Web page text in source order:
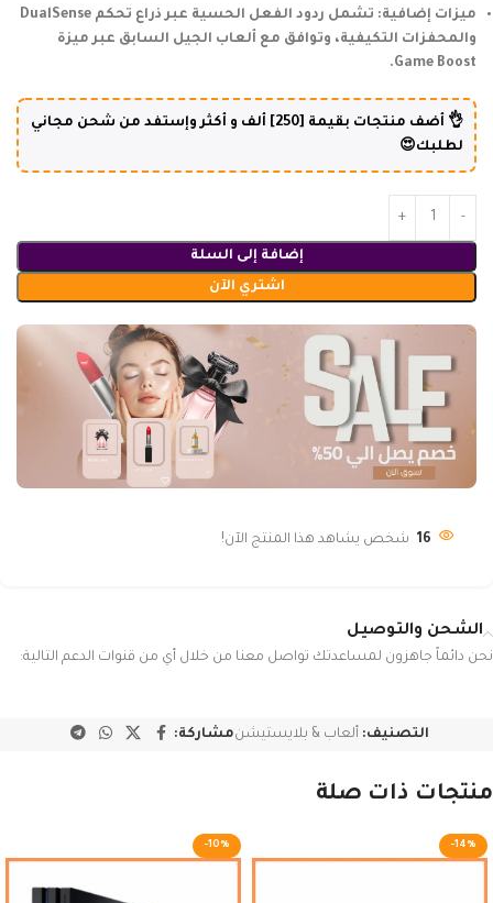
ميزات إضافية: تشمل ردود الفعل الحسية عبر ذراع تحكم DualSense
والمحفزات التكيفية، وتوافق مع ألعاب الجيل السابق عبر ميزة
Game Boost.
👌 أضف منتجات بقيمة [250] ألف و أكثر وإستفد من شحن مجاني
لطلبك😍
إضافة إلى السلة
اشتري الآن
16 شخص يشاهد هذا المنتج الآن!
الشحن والتوصيل
نحن دائماً جاهزون لمساعدتك تواصل معنا من خلال أي من قنوات الدعم التالية:
التصنيف: ألعاب & بلايستيشنمشاركة:
منتجات ذات صلة
-14%
-10%